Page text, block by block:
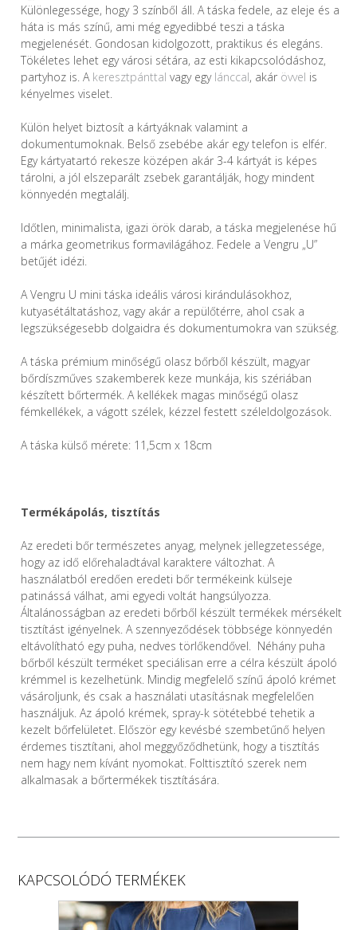
Különlegessége, hogy 3 színből áll. A táska fedele, az eleje és a
háta is más színű, ami még egyedibbé teszi a táska
megjelenését. Gondosan kidolgozott, praktikus és elegáns.
Tökéletes lehet egy városi sétára, az esti kikapcsolódáshoz,
partyhoz is. Akeresztpánttal vagy egy lánccal, akár övvel is
kényelmes viselet.
Külön helyet biztosít a kártyáknak valamint a
dokumentumoknak. Belső zsebébe akár egy telefon is elfér.
Egy kártyatartó rekesze középen akár 3-4 kártyát is képes
tárolni, a jól elszeparált zsebek garantálják, hogy mindent
könnyedén megtalálj.
Időtlen, minimalista, igazi örök darab, a táska megjelenése hű
a márka geometrikus formavilágához. Fedele a Vengru „U”
betűjét idézi.
A Vengru U mini táska ideális városi kirándulásokhoz,
kutyasétáltatáshoz, vagy akár a repülőtérre, ahol csak a
legszükségesebb dolgaidra és dokumentumokra van szükség.
A táska prémium minőségű olasz bőrből készült, magyar
bőrdíszműves szakemberek keze munkája, kis szériában
készített bőrtermék. A kellékek magas minőségű olasz
fémkellékek, a vágott szélek, kézzel festett széleldolgozások.
A táska külső mérete: 11,5cm x 18cm
Termékápolás, tisztítás
Az eredeti bőr természetes anyag, melynek jellegzetessége,
hogy az idő előrehaladtával karaktere változhat. A
használatból eredően eredeti bőr termékeink külseje
patinássá válhat, ami egyedi voltát hangsúlyozza.
Általánosságban az eredeti bőrből készült termékek mérsékelt
tisztítást igényelnek. A szennyeződések többsége könnyedén
eltávolítható egy puha, nedves törlőkendővel. Néhány puha
bőrből készült terméket speciálisan erre a célra készült ápoló
krémmel is kezelhetünk. Mindig megfelelő színű ápoló krémet
vásároljunk, és csak a használati utasításnak megfelelően
használjuk. Az ápoló krémek, spray-k sötétebbé tehetik a
kezelt bőrfelületet. Először egy kevésbé szembetűnő helyen
érdemes tisztítani, ahol meggyőződhetünk, hogy a tisztítás
nem hagy nem kívánt nyomokat. Folttisztító szerek nem
alkalmasak a bőrtermékek tisztítására.
KAPCSOLÓDÓ TERMÉKEK